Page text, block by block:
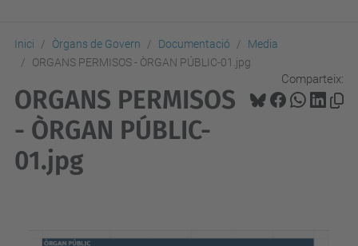
Inici Òrgans de Govern Documentació
Media
ORGANS PERMISOS - ÒRGAN PÚBLIC-01.jpg
Comparteix:
ORGANS PERMISOS
- ÒRGAN PÚBLIC-
01.jpg